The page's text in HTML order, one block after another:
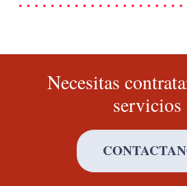
Necesitas
servicios